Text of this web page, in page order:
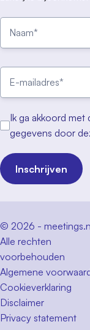
Ik ga akkoord met
gegevens door
Inschrijven
© 2026 -
Alle rechten
voorbehouden
Algemene
Cookieverklaring
Disclaimer
Privacy statement